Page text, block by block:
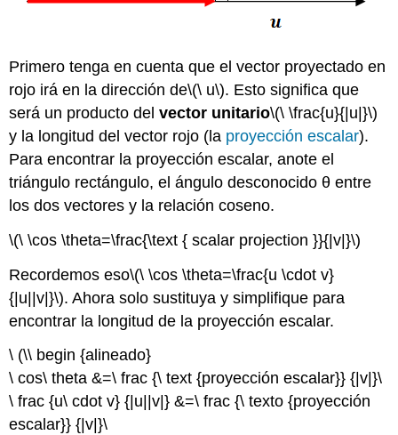
Primero tenga en cuenta que el vector proyectado en
rojo irá en la dirección de\(\ u\). Esto significa que
será un producto delvector unitario\(\ \frac{u}{|u|}\)
y la longitud del vector rojo (la proyección escalar).
Para encontrar la proyección escalar, anote el
triángulo rectángulo, el ángulo desconocido θ entre
los dos vectores y la relación coseno.
\(\ \cos \theta=\frac{\text { scalar projection }}{|v|}\)
Recordemos eso\(\ \cos \theta=\frac{u \cdot v}
{|u||v|}\). Ahora solo sustituya y simplifique para
encontrar la longitud de la proyección escalar.
\ (\\ begin {alineado}
\ cos\ theta &=\ frac {\ text {proyección escalar}} {|v|}\
\ frac {u\ cdot v} {|u||v|} &=\ frac {\ texto {proyección
escalar}} {|v|}\